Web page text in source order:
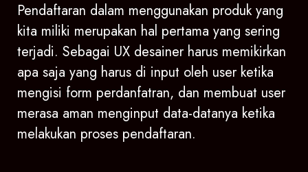
Pendaftaran dalam menggunakan produk yang
kita miliki merupakan hal pertama yang sering
terjadi. Sebagai UX desainer harus memikirkan
apa saja yang harus di input oleh user ketika
mengisi form perdanfatran, dan membuat user
merasa aman menginput data-datanya ketika
melakukan proses pendaftaran.